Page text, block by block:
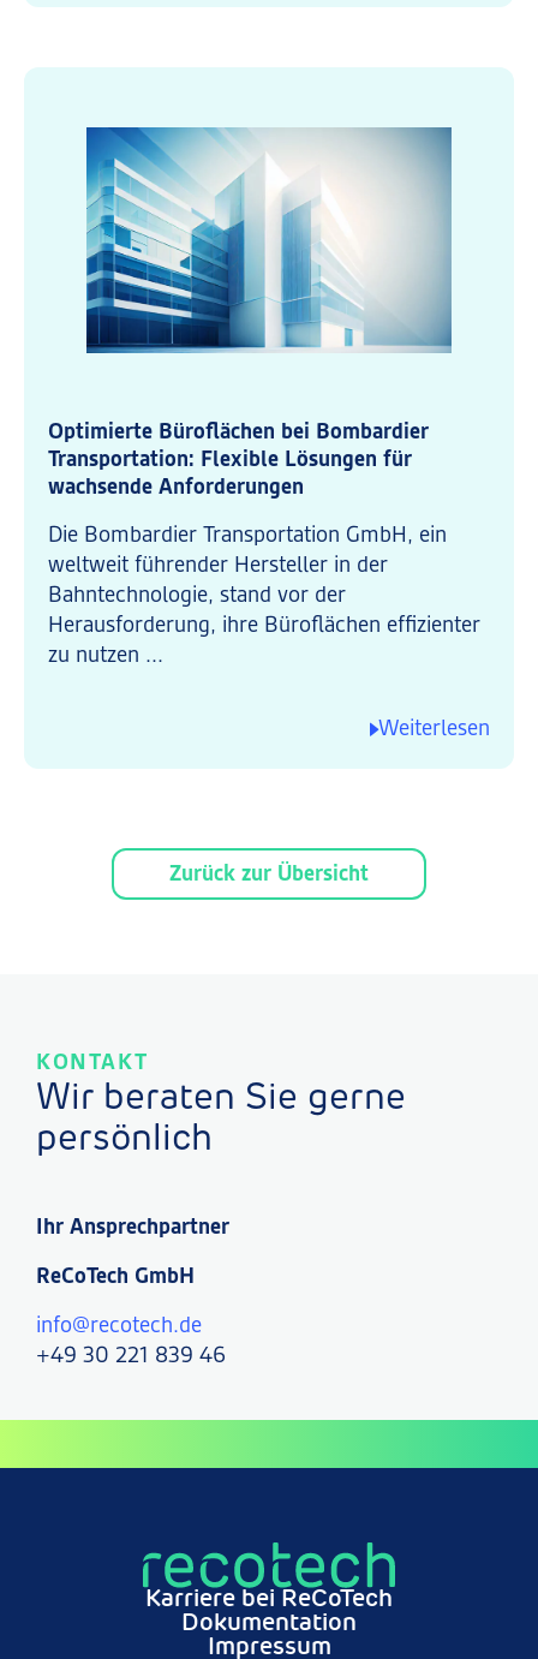
Optimierte Büroflächen bei Bombardier
Transportation: Flexible Lösungen für
wachsende Anforderungen
Die Bombardier Transportation GmbH, ein
weltweit führender Hersteller in der
Bahntechnologie, stand vor der
Herausforderung, ihre Büroflächen effizienter
zu nutzen ...
Weiterlesen
Zurück zur Übersicht
KONTAKT
Wir beraten Sie gerne
persönlich
Ihr Ansprechpartner
ReCoTech GmbH
info@recotech.de
+49 30 221 839 46
Karriere bei ReCoTech
Dokumentation
Impressum